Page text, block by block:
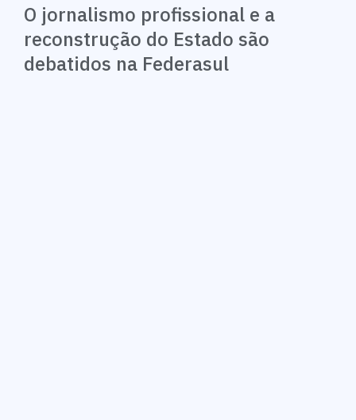
O jornalismo profissional e a
reconstrução do Estado são
debatidos na Federasul